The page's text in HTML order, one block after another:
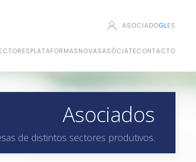
ASOCIADOGLES
PLATAFORMASNOVASASÓCIATECONTACTO
Asociados
de distintos sectores produtivos.